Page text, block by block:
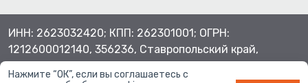
ИНН: 2623032420; КПП: 262301001; ОГРН:
1212600012140, 356236, Ставропольский край,
Нажмите “ОК”, если вы соглашаетесь с